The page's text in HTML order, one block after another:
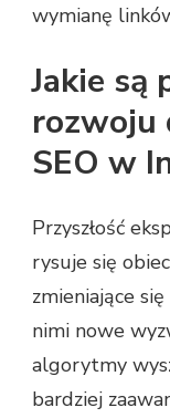
wymianę
Jakie są
rozwoju
SEO w
Przyszłość
rysuje się
zmieniające
nimi nowe
algorytmy
bardziej